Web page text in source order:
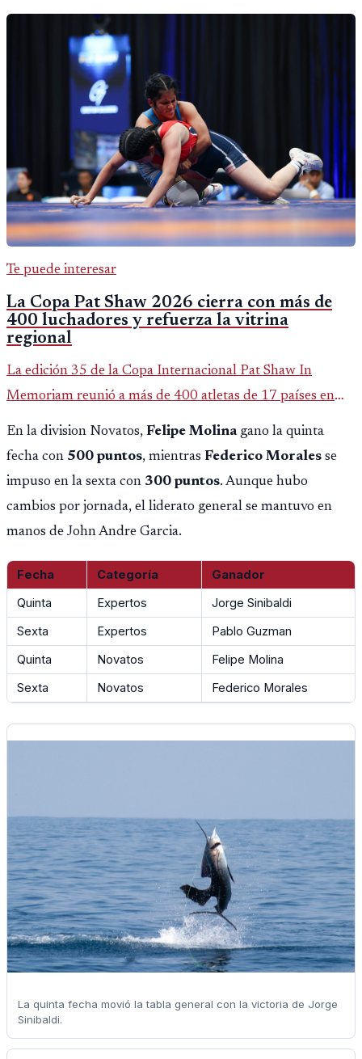
Te puede interesar
La Copa Pat Shaw 2026 cierra con más de
400 luchadores y refuerza la vitrina
regional
La edición 35 de la Copa Internacional Pat Shaw In
Memoriam reunió a más de 400 atletas de 17 países en
En la division Novatos, Felipe Molinagano la quinta
fecha con 500 puntos, mientras Federico Morales se
impuso en la sexta con 300 puntos. Aunque hubo
cambios por jornada, el liderato general se mantuvo en
manos de John Andre Garcia.
Fecha Categoría
Ganador
Quinta
Expertos
Jorge Sinibaldi
Sexta
Expertos
Pablo Guzman
Quinta
Novatos
Felipe Molina
Sexta
Novatos Federico Morales
La quinta fecha movió la tabla general con la victoria de Jorge
Sinibaldi.